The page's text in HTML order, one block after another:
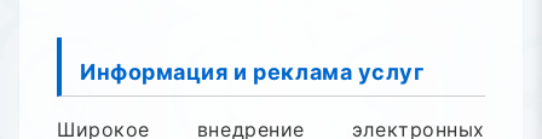
Информация и реклама услуг
Широкое внедрение электронных